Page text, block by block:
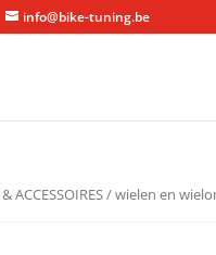
info@bike-tuning.be
ACCESSOIRES/wielen en